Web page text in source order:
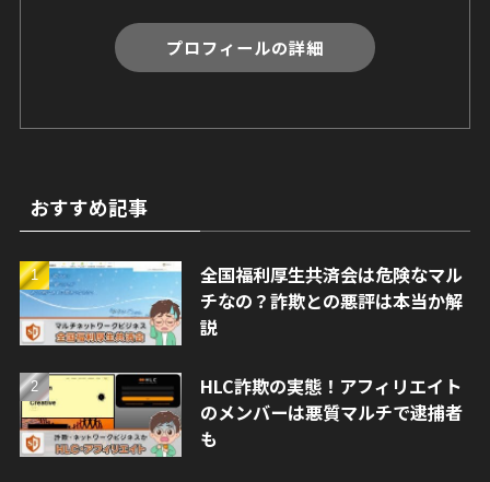
プロフィールの詳細
おすすめ記事
全国福利厚生共済会は危険なマル
チなの？詐欺との悪評は本当か解
説
HLC詐欺の実態！アフィリエイト
のメンバーは悪質マルチで逮捕者
も